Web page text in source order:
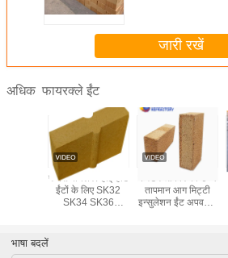
जारी रखें
अधिक फायरक्ले ईंट
फर्नेस बॉयलर / हाई हीट
ईंटों के लिए SK32
SK34 SK36
कस्टम आकार का उच्च
तापमान आग मिट्टी
इन्सुलेशन ईंट अपवर्तक
भाषा बदलें